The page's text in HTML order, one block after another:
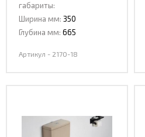
габариты:
Ширина мм: 350
Глубина мм: 665
Артикул - 2170-18